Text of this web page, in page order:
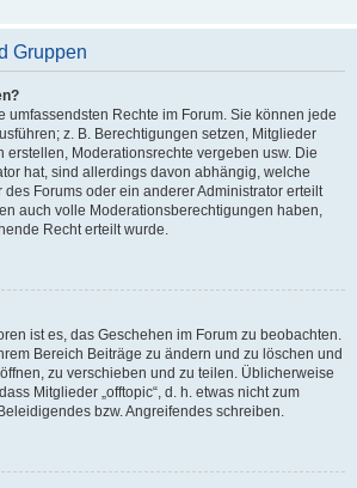
Gruppen
umfassendsten Rechte im Forum. Sie können jede
z. B. Berechtigungen setzen, Mitglieder
erstellen, Moderationsrechte vergeben usw. Die
hat, sind allerdings davon abhängig, welche
des Forums oder ein anderer Administrator erteilt
auch volle Moderationsberechtigungen haben,
Recht erteilt wurde.
ist es, das Geschehen im Forum zu beobachten.
Bereich Beiträge zu ändern und zu löschen und
zu verschieben und zu teilen. Üblicherweise
Mitglieder „offtopic“, d. h. etwas nicht zum
bzw. Angreifendes schreiben.